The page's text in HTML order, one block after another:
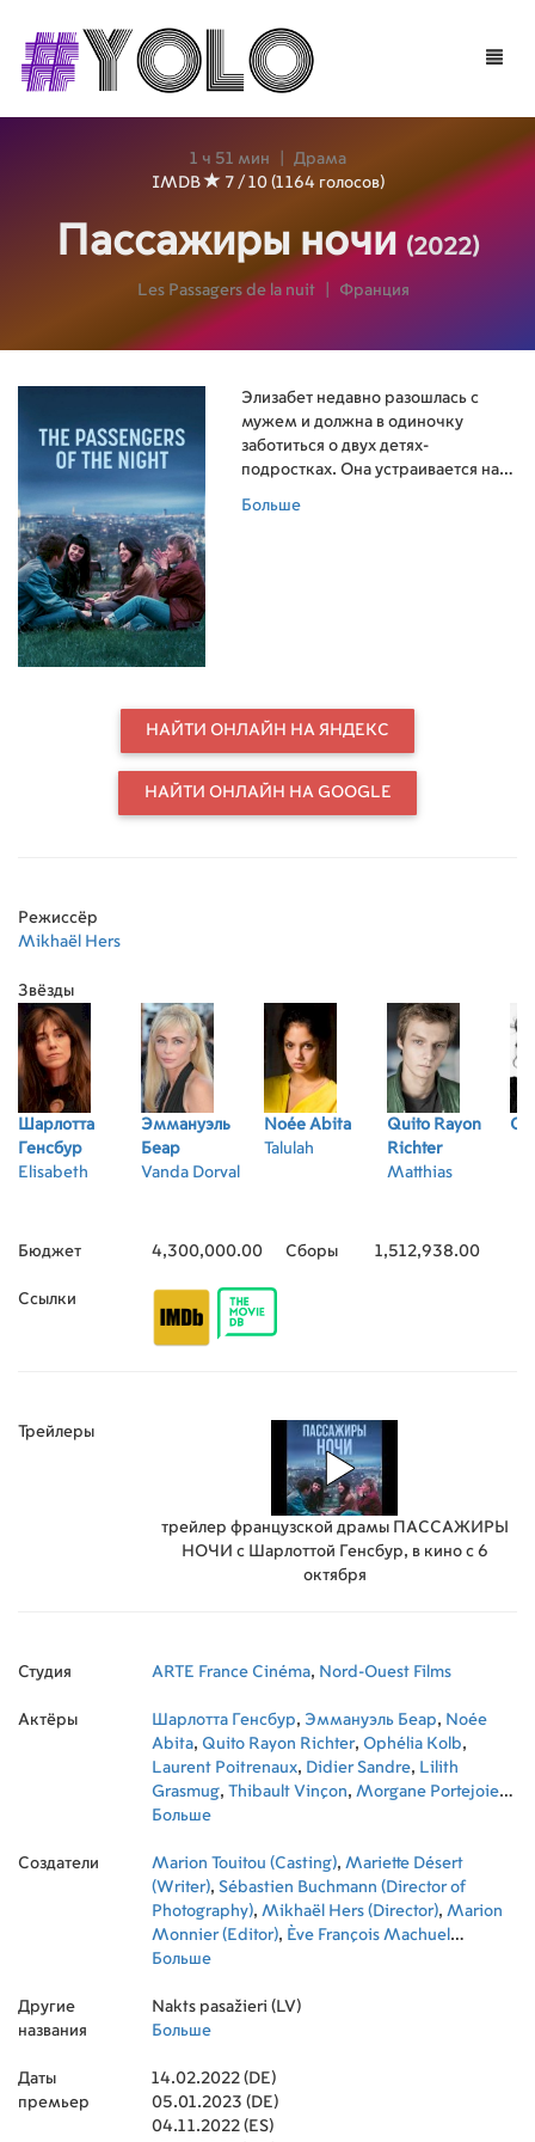
Toggle
1 ч 51 мин
Драма
IMDB
7 / 10 (1164 голосов)
Пассажиры ночи (2022)
Les Passagers de la nuit Франция
Элизабет недавно разошлась с
мужем и должна в одиночку
заботиться о двух детях-
подростках. Она устраивается на
Больше
НАЙТИ ОНЛАЙН НА ЯНДЕКС
НАЙТИ ОНЛАЙН НА GOOGLE
Режиссёр
Mikhaël Hers
Звёзды
Шарлотта
Генсбур
Elisabeth
Эммануэль
Беар
Vanda Dorval
Noée Abita
Talulah
Quito Rayon
Richter
Matthias
Бюджет 4,300,000.00 Сборы 1,512,938.00
Ссылки
Трейлеры
трейлер французской драмы ПАССАЖИРЫ
НОЧИ с Шарлоттой Генсбур, в кино с 6
октября
Студия ARTE France Cinéma, Nord-Ouest Films
Актёры Шарлотта Генсбур, Эммануэль Беар, Noée
Abita, Quito Rayon Richter, Ophélia Kolb,
Laurent Poitrenaux, Didier Sandre, Lilith
Grasmug, Thibault Vinçon, Morgane Portejoie
Pinsard,
Margoum,Жан-Пьер Пёти,Heza Botto,Adrien
Colliard, Mohammed Sadi,Calypso Buijtenhuijs
Frédérique Bardakoff, Rufo Quintavalle,Megan
Northam
Больше
Создатели Marion Touitou (Casting), Mariette Désert
(Writer), Sébastien Buchmann (Director of
Photography), Mikhaël Hers (Director), Marion
Monnier (Editor), Ève François Machuel
(Executive Producer)
Guyard (Producer),Olivier Père (Co-Producer)
Charlotte de Cadeville (Set Decorating
Lucas Loubaresse (Assistant Director)
Vatoux (Sound),Vincent Lefeuvre (Production
Director)
Больше
Другие
названия
Nakts pasažieri (LV)
Больше
Даты
премьер
14.02.2022 (DE)
05.01.2023 (DE)
04.11.2022 (ES)